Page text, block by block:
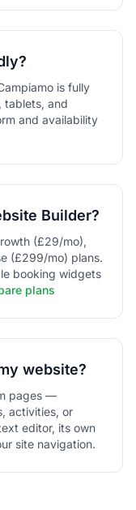
is fully
tablets, and
and availability
Builder?
(£29/mo),
(£299/mo) plans.
booking widgets
plans
website?
pages —
activities, or
editor, its own
site navigation.